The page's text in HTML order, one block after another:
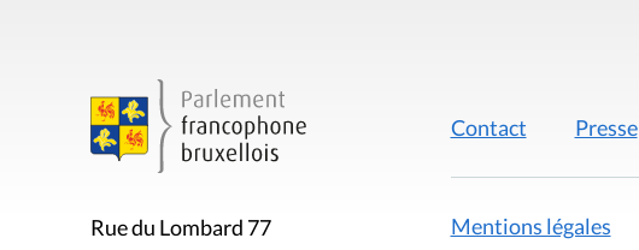
Rue du Lombard 77
Contact Presse
Mentions légales